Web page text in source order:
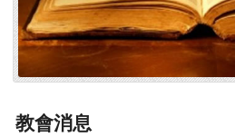
教會消息